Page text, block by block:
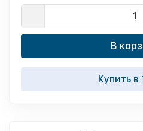
В
Купить в